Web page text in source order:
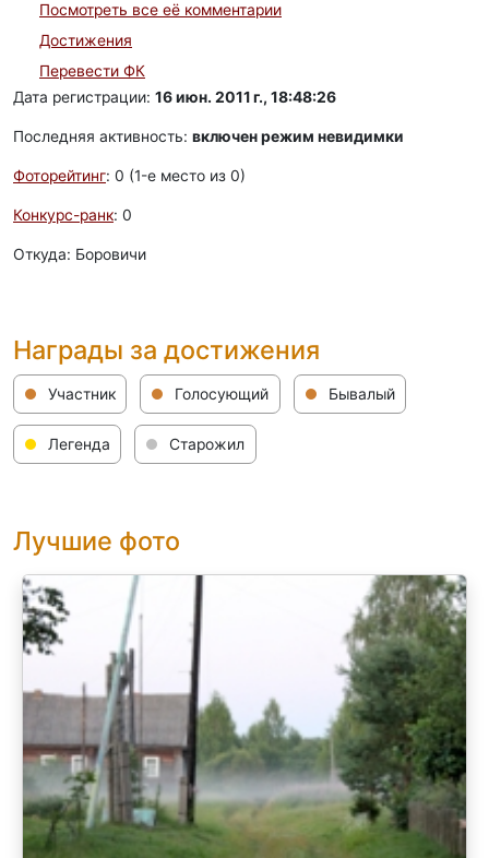
Посмотреть все её комментарии
Достижения
Перевести ФК
Дата регистрации: 16 июн. 2011 г., 18:48:26
Последняя активность: включен режим невидимки
Фоторейтинг: 0 (1-e место из 0)
Конкурс-ранк: 0
Откуда: Боровичи
Награды за достижения
Участник Голосующий Бывалый
Легенда Старожил
Лучшие фото